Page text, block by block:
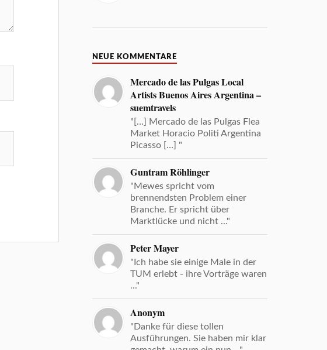
NEUE KOMMENTARE
Mercado de las Pulgas Local
Artists Buenos Aires Argentina –
suemtravels
"[…] Mercado de las Pulgas Flea
Market Horacio Politi Argentina
Picasso […] "
Guntram Röhlinger
"Mewes spricht vom
brennendsten Problem einer
Branche. Er spricht über
Marktlücke und nicht ..."
Peter Mayer
"Ich habe sie einige Male in der
TUM erlebt - ihre Vorträge waren
..."
Anonym
"Danke für diese tollen
Ausführungen. Sie haben mir klar